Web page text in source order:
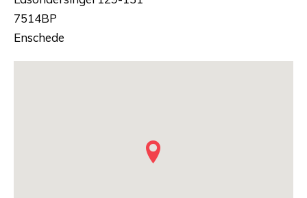
7514BP
Enschede